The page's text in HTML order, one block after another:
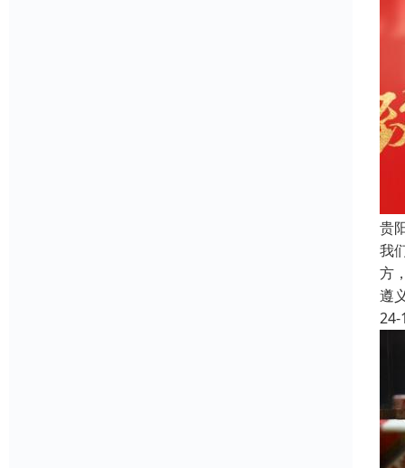
贵
我
方
遵
24-